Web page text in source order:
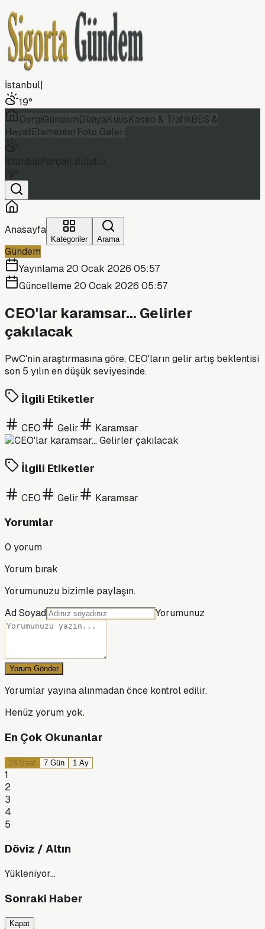
İstanbul|
19°
DergiGündemDünyaKulisKasko & TrafikBES &
HayatElementerFoto Galeri
Anasayfa
Kategoriler Arama
Gündem
Yayınlama 20 Ocak 2026 05:57
Güncelleme 20 Ocak 2026 05:57
CEO'lar karamsar... Gelirler
çakılacak
PwC'nin araştırmasına göre, CEO'ların gelir artış beklentisi
son 5 yılın en düşük seviyesinde.
İlgili Etiketler
CEO Gelir Karamsar
İlgili Etiketler
CEO Gelir Karamsar
Yorumlar
0 yorum
Yorum bırak
Yorumunuzu bizimle paylaşın.
Ad Soyad
Yorumunuz
Yorum Gönder
Yorumlar yayına alınmadan önce kontrol edilir.
Henüz yorum yok.
En Çok Okunanlar
24 Saat 7 Gün 1 Ay
1
2
3
4
5
Döviz / Altın
Yükleniyor…
Sonraki Haber
Kapat